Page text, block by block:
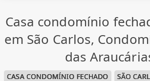
Casa condomínio
em São Carlos,
das
CASA CONDOMÍNIO FECHADO SÃO